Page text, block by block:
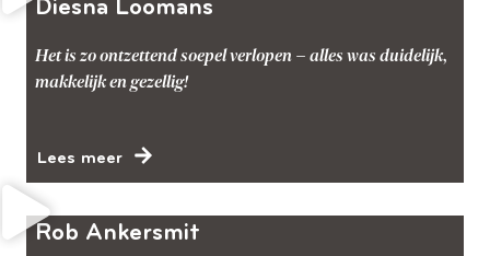
Diesna Loomans
Het is zo ontzettend soepel verlopen – alles was duidelijk,
makkelijk en gezellig!
Lees meer
Rob Ankersmit